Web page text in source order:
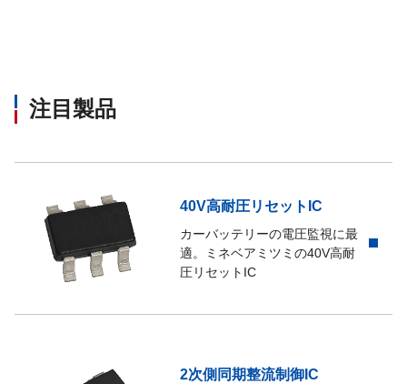
注目製品
40V高耐圧リセットIC
カーバッテリーの電圧監視に最
適。ミネベアミツミの40V高耐
圧リセットIC
2次側同期整流制御IC